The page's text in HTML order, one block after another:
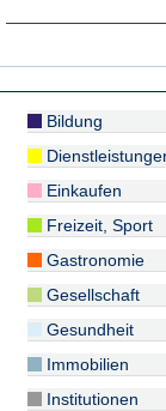
Bildung
Einkaufen
Freizeit, Sport
Gastronomie
Gesellschaft
Gesundheit
Immobilien
Institutionen